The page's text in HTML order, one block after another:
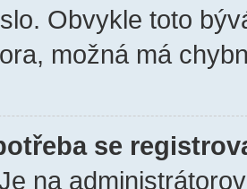
Obvykle toto
možná má
se
na